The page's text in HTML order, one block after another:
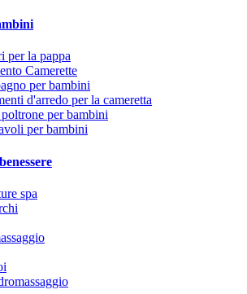
per la pappa
Camerette
per bambini
d'arredo per la cameretta
per bambini
per bambini
spa